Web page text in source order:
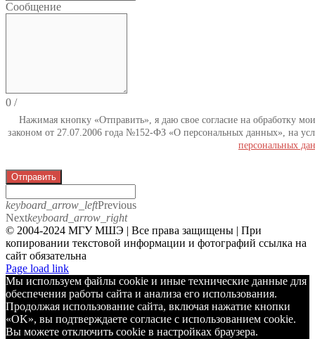
Сообщение
0 /
Нажимая кнопку «Отправить», я даю свое согласие на обработку
законом от 27.07.2006 года №152-ФЗ «О персональных данных», на
персональных
Отправить
keyboard_arrow_leftPrevious
Nextkeyboard_arrow_right
© 2004-2024 МГУ МШЭ | Все права защищены | При
копировании текстовой информации и фотографий ссылка на
сайт обязательна
Telegram
Page load link
Мы используем файлы cookie и иные технические данные для
обеспечения работы сайта и анализа его использования.
Продолжая использование сайта, включая нажатие кнопки
«OK», вы подтверждаете согласие с использованием cookie.
Вы можете отключить cookie в настройках браузера.